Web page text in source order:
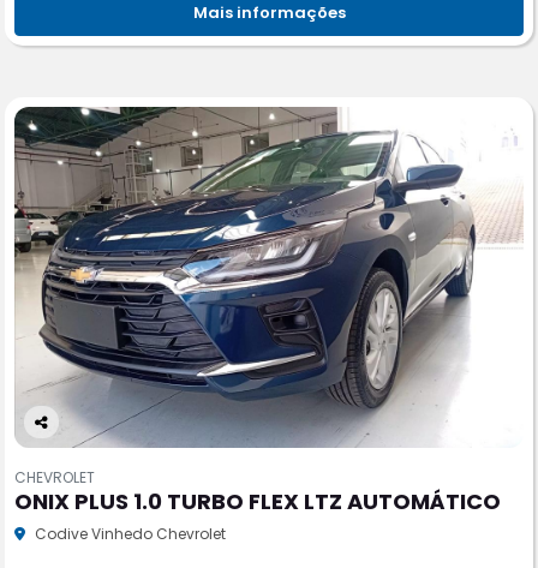
Mais informações
Co
pa
rtil
he
CHEVROLET
ONIX PLUS 1.0 TURBO FLEX LTZ AUTOMÁTICO
Codive Vinhedo Chevrolet